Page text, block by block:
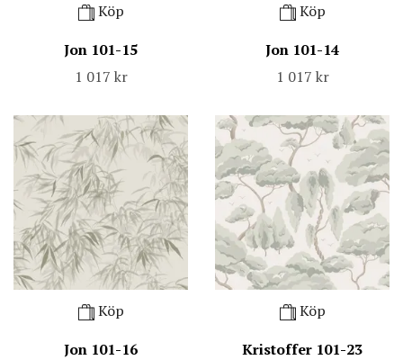
Köp
Jon 101-15
1 017 kr
Köp
Jon 101-14
1 017 kr
Köp
Jon 101-16
Köp
Kristoffer 101-23